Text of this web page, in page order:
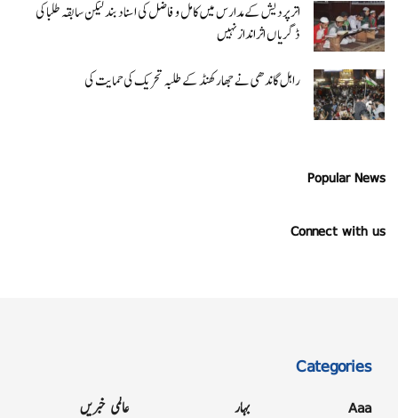
اتر پردیش کےمدارس میں کامل و فاضل کی اسناد بند لیکن سابقہ طلبا کی
ڈگریا ں اثرانداز نہیں
راہل گاندھی نے جھارکھنڈ کے طلبہ تحریک کی حمایت کی
Popular News
Connect with us
Categories
Aaa بہار عالمی خبریں